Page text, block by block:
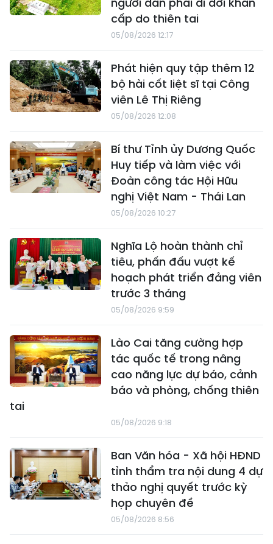
cấp do thiên tai
05/08/2026 12:17
Phát hiện quy tập thêm 12
bộ hài cốt liệt sĩ tại Công
viên Lê Thị Riêng
05/08/2026 12:08
Bí thư Tỉnh ủy Dương Quốc
Huy tiếp và làm việc với
Đoàn công tác Hội Hữu
nghị Việt Nam - Thái Lan
05/08/2026 10:27
Nghĩa Lộ hoàn thành chỉ
tiêu, phấn đấu vượt kế
hoạch phát triển đảng viên
trước 3 tháng
05/08/2026 9:59
Lào Cai tăng cường hợp
tác quốc tế trong nâng
cao năng lực dự báo, cảnh
báo và phòng, chống thiên
tai
05/08/2026 9:18
Ban Văn hóa - Xã hội HĐND
tỉnh thẩm tra nội dung 4 dự
thảo nghị quyết trước kỳ
họp chuyên đề
05/08/2026 8:56